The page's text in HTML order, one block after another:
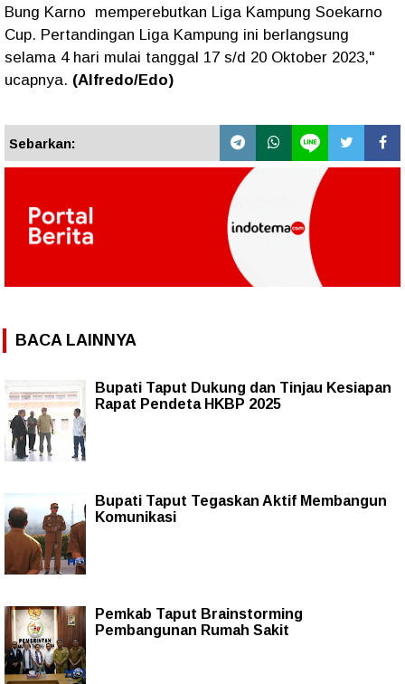
Bung Karno memperebutkan Liga Kampung Soekarno
Cup. Pertandingan Liga Kampung ini berlangsung
selama 4 hari mulai tanggal 17 s/d 20 Oktober 2023,"
ucapnya. (Alfredo/Edo)
Sebarkan:
BACA LAINNYA
‎Bupati Taput Dukung dan Tinjau Kesiapan
Rapat Pendeta HKBP 2025
Bupati Taput Tegaskan Aktif Membangun
Komunikasi
Pemkab Taput Brainstorming
Pembangunan Rumah Sakit